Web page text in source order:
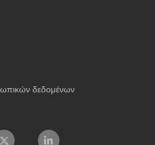
δεδομένων